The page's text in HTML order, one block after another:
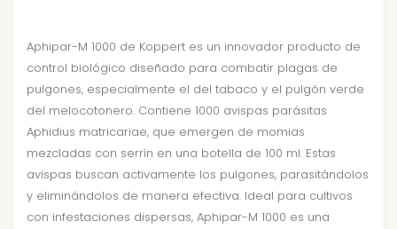
Aphipar-M 1000 de Koppert es un innovador producto de
control biológico diseñado para combatir plagas de
pulgones, especialmente el del tabaco y el pulgón verde
del melocotonero. Contiene 1000 avispas parásitas
Aphidius matricariae, que emergen de momias
mezcladas con serrín en una botella de 100 ml. Estas
avispas buscan activamente los pulgones, parasitándolos
y eliminándolos de manera efectiva. Ideal para cultivos
con infestaciones dispersas, Aphipar-M 1000 es una